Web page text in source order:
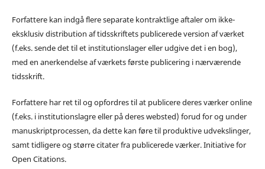
Forfattere kan indgå flere separate kontraktlige aftaler om ikke-
eksklusiv distribution af tidsskriftets publicerede version af værket
(f.eks. sende det til et institutionslager eller udgive det i en bog),
med en anerkendelse af værkets første publicering i nærværende
tidsskrift.
Forfattere har ret til og opfordres til at publicere deres værker online
(f.eks. i institutionslagre eller på deres websted) forud for og under
manuskriptprocessen, da dette kan føre til produktive udvekslinger,
samt tidligere og større citater fra publicerede værker. Initiative for
Open Citations.